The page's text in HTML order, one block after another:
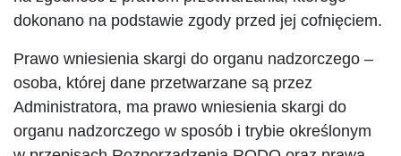
dokonano na podstawie zgody przed jej cofnięciem.
Prawo wniesienia skargi do organu nadzorczego –
osoba, której dane przetwarzane są przez
Administratora, ma prawo wniesienia skargi do
organu nadzorczego w sposób i trybie określonym